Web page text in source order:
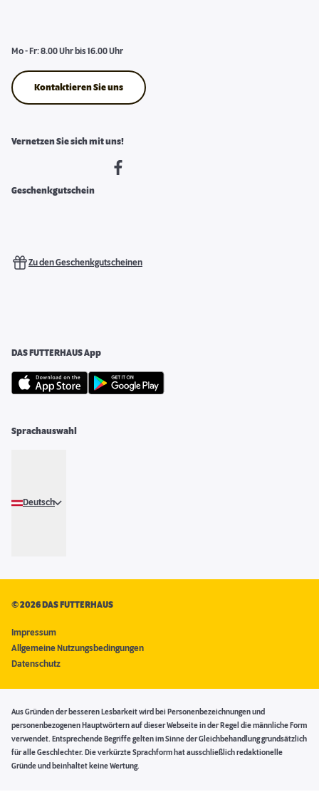
Mo - Fr: 8.00 Uhr bis 16.00 Uhr
Kontaktieren Sie uns
Vernetzen Sie sich mit uns!
Geschenkgutschein
Zu den Geschenkgutscheinen
DAS FUTTERHAUS App
Sprachauswahl
Deutsch
©2026 DAS FUTTERHAUS
Impressum
Allgemeine Nutzungsbedingungen
Datenschutz
Aus Gründen der besseren Lesbarkeit wird bei Personenbezeichnungen und
personenbezogenen Hauptwörtern auf dieser Webseite in der Regel die männliche Form
verwendet. Entsprechende Begriffe gelten im Sinne der Gleichbehandlung grundsätzlich
für alle Geschlechter. Die verkürzte Sprachform hat ausschließlich redaktionelle
Gründe und beinhaltet keine Wertung.